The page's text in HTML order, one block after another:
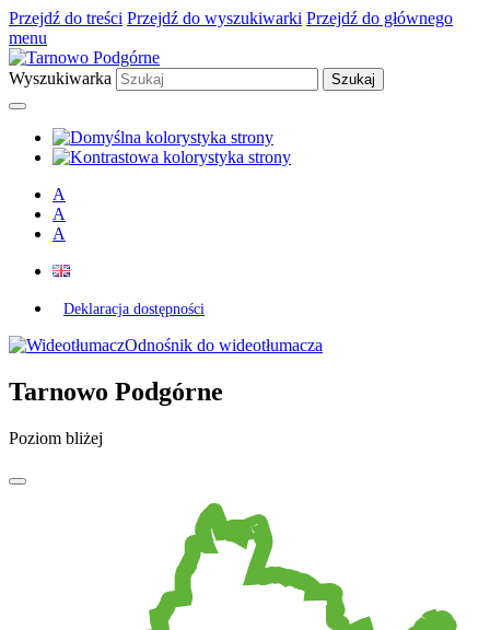
Przejdź do treści Przejdź do wyszukiwarki Przejdź do głównego
menu
Wyszukiwarka
A
A
A
Deklaracja dostępności
Odnośnik do wideotłumacza
Tarnowo Podgórne
Poziom bliżej